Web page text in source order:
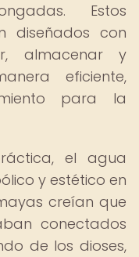
Estos
diseñados con
almacenar y
eficiente,
para la
el agua
y estético en
creían que
conectados
de los dioses,